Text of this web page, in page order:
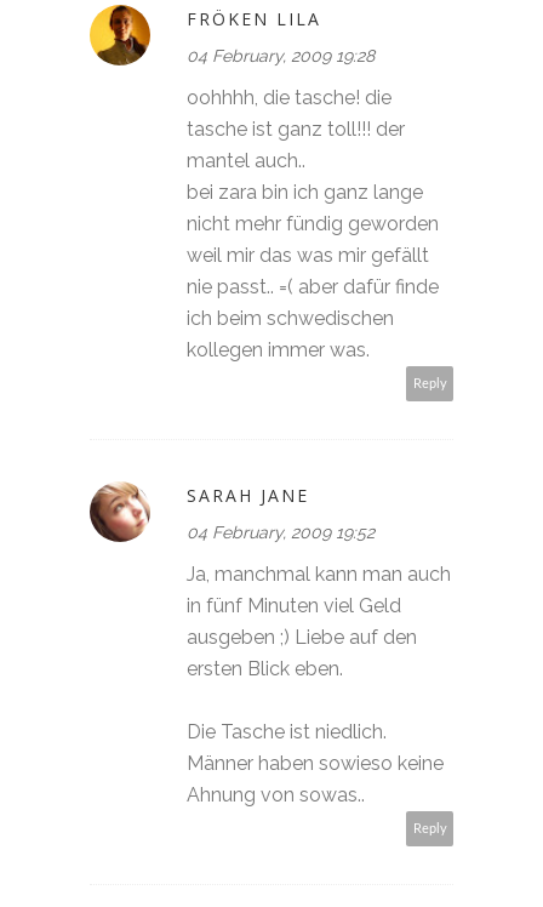
FRÖKEN LILA
04 February, 2009 19:28
oohhhh, die tasche! die
tasche ist ganz toll!!! der
mantel auch..
bei zara bin ich ganz lange
nicht mehr fündig geworden
weil mir das was mir gefällt
nie passt.. =( aber dafür finde
ich beim schwedischen
kollegen immer was.
Reply
SARAH JANE
04 February, 2009 19:52
Ja, manchmal kann man auch
in fünf Minuten viel Geld
ausgeben ;) Liebe auf den
ersten Blick eben.
Die Tasche ist niedlich.
Männer haben sowieso keine
Ahnung von sowas..
Reply